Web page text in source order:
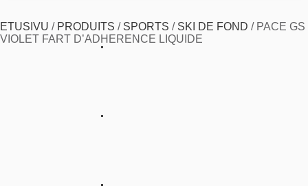
ETUSIVU / PRODUITS / SPORTS / SKI DE FOND / PACE GS
VIOLET FART D’ADHERENCE LIQUIDE